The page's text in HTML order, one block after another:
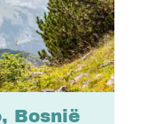
Bosnië